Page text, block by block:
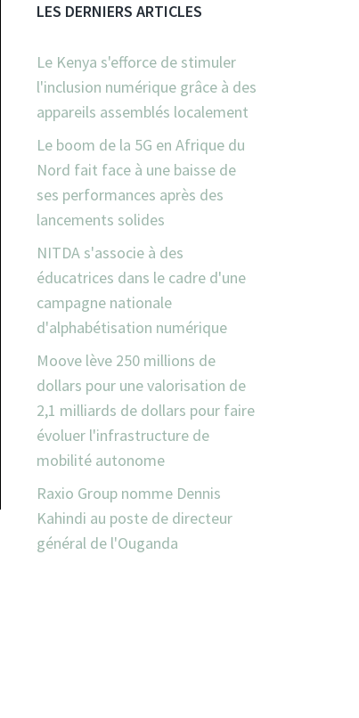
LES DERNIERS ARTICLES
Le Kenya s'efforce de stimuler
l'inclusion numérique grâce à des
appareils assemblés localement
Le boom de la 5G en Afrique du
Nord fait face à une baisse de
ses performances après des
lancements solides
NITDA s'associe à des
éducatrices dans le cadre d'une
campagne nationale
d'alphabétisation numérique
Moove lève 250 millions de
dollars pour une valorisation de
2,1 milliards de dollars pour faire
évoluer l'infrastructure de
mobilité autonome
Raxio Group nomme Dennis
Kahindi au poste de directeur
général de l'Ouganda